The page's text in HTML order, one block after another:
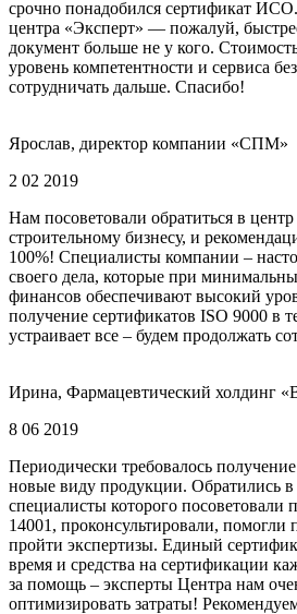
срочно понадобился сертификат
центра «Эксперт» — пожалуй,
документ больше не у кого.
уровень компетентности и сервиса
сотрудничать дальше. Спасибо!
Ярослав, директор компании «СПМ»
2 02 2019
Нам посоветовали обратиться в
строительному бизнесу, и
100%! Специалисты компании –
своего дела, которые при
финансов обеспечивают высокий
получение сертификатов ISO 9000 в
устраивает все – будем продолжать
Ирина, Фармацевтический холдинг
8 06 2019
Периодически требовалось
новые виду продукции. Обратились в
специалисты которого посоветовали
14001, проконсультировали, помогли
пройти экспертизы. Единый
время и средства на сертификации
за помощь – эксперты Центра нам
оптимизировать затраты!